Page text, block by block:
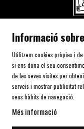
Carrer de
AVÍS
Informació
Utilitzem cookies pròpies i
si ens dona el seu
de les seves visites per
serveis i mostrar publicitat
seus hàbits de navegació.
Més informació